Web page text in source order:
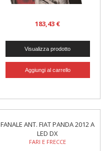
183,43 €
FANALE ANT. FIAT PANDA 2012 A
LED DX
FARI E FRECCE